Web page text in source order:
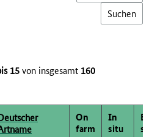
15von insgesamt 160
On
farm
In
situ
Ex